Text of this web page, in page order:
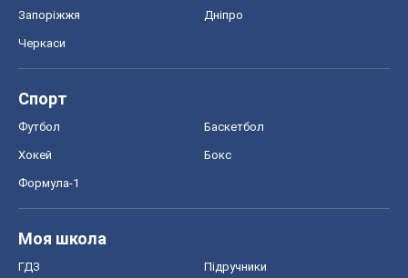
Запоріжжя Дніпро
Черкаси
Спорт
Футбол Баскетбол
Хокей Бокс
Формула-1
Моя школа
ГДЗ Підручники